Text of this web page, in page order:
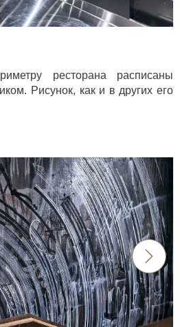
ресторана расписаны
Рисунок, как и в других его